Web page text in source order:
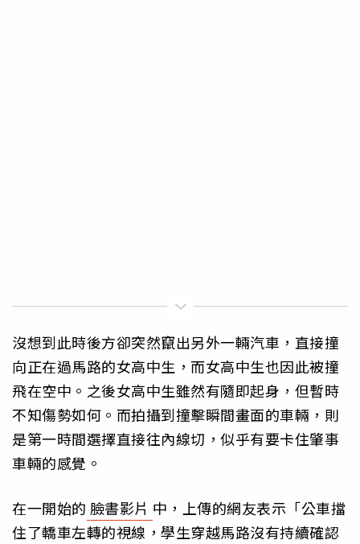
沒想到此時後方卻突然竄出另外一輛汽車，直接撞
向正在過馬路的女高中生，而女高中生也因此被撞
飛在空中。之後女高中生雖然有隨即起身，但暫時
不知傷勢如何。而拍攝到撞擊瞬間畫面的車輛，則
是第一時間選擇直接往內線切，似乎有要卡住肇事
車輛的感覺。
在一開始的 臉書影片 中，上傳的網友表示「公車擋
住了轎車左轉的視線，學生穿越馬路沒有持續確認